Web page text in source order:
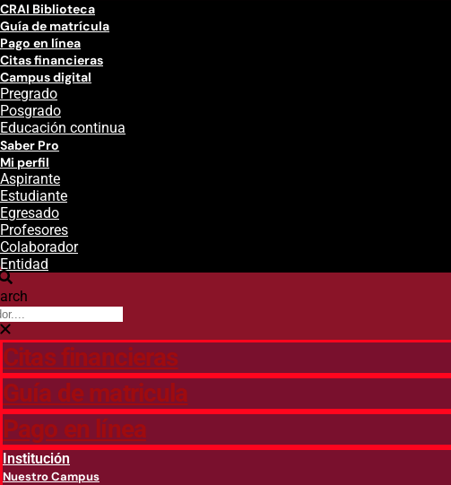
CRAI Biblioteca
Guía de matrícula
Pago en línea
Citas financieras
Campus digital
Pregrado
Posgrado
Educación continua
Saber Pro
Mi perfil
Aspirante
Estudiante
Egresado
Profesores
Colaborador
Entidad
Citas financieras
Guía de matricula
Pago en línea
Institución
Nuestro Campus